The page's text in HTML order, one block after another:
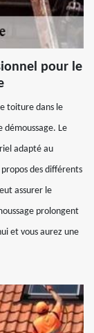
pour le
toiture dans le
Le
adapté au
des différents
assurer le
prolongent
et vous aurez une